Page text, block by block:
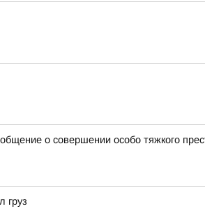
о совершении особо тяжкого
груз